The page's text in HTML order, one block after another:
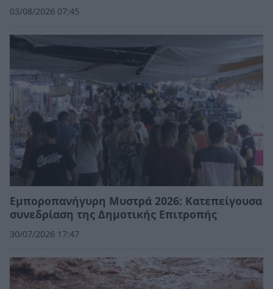
03/08/2026 07:45
Εμποροπανήγυρη Μυστρά 2026: Κατεπείγουσα
συνεδρίαση της Δημοτικής Επιτροπής
30/07/2026 17:47